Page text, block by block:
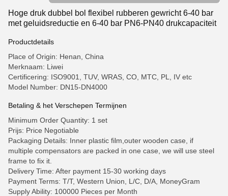
Hoge druk dubbel bol flexibel rubberen gewricht 6-40 bar
met geluidsreductie en 6-40 bar PN6-PN40 drukcapaciteit
Productdetails
Place of Origin: Henan, China
Merknaam: Liwei
Certificering: ISO9001, TUV, WRAS, CO, MTC, PL, IV etc
Model Number: DN15-DN4000
Betaling & het Verschepen Termijnen
Minimum Order Quantity: 1 set
Prijs: Price Negotiable
Packaging Details: Inner plastic film,outer wooden case, if
multiple compensators are packed in one case, we will use steel
frame to fix it.
Delivery Time: After payment 15-30 working days
Payment Terms: T/T, Western Union, L/C, D/A, MoneyGram
Supply Ability: 100000 Pieces per Month